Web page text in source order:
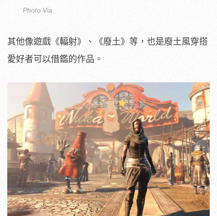
Photo Via
其他像遊戲《輻射》、《廢土》等，也是廢土風穿搭
愛好者可以借鑑的作品。